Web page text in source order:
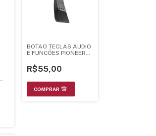
BOTAO TECLAS AUDIO
E FUNCÕES PIONEER
R$55,00